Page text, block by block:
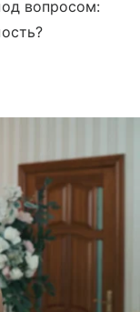
вопросом: